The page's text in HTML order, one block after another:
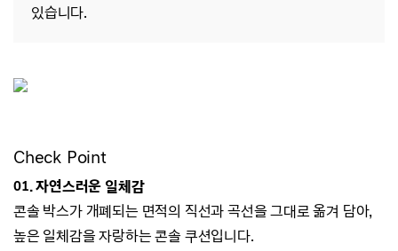
있습니다.
Check Point
01.자연스러운 일체감
콘솔 박스가 개폐되는 면적의 직선과 곡선을 그대로 옮겨 담아,
높은 일체감을 자랑하는 콘솔 쿠션입니다.